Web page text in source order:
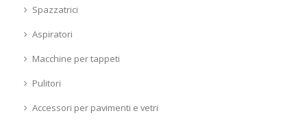
Spazzatrici
Aspiratori
Macchine per tappeti
Pulitori
Accessori per pavimenti e vetri